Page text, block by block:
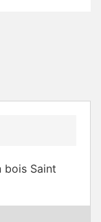
bois Saint